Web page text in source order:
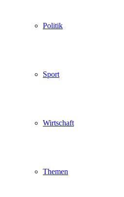
Politik
Sport
Wirtschaft
Themen